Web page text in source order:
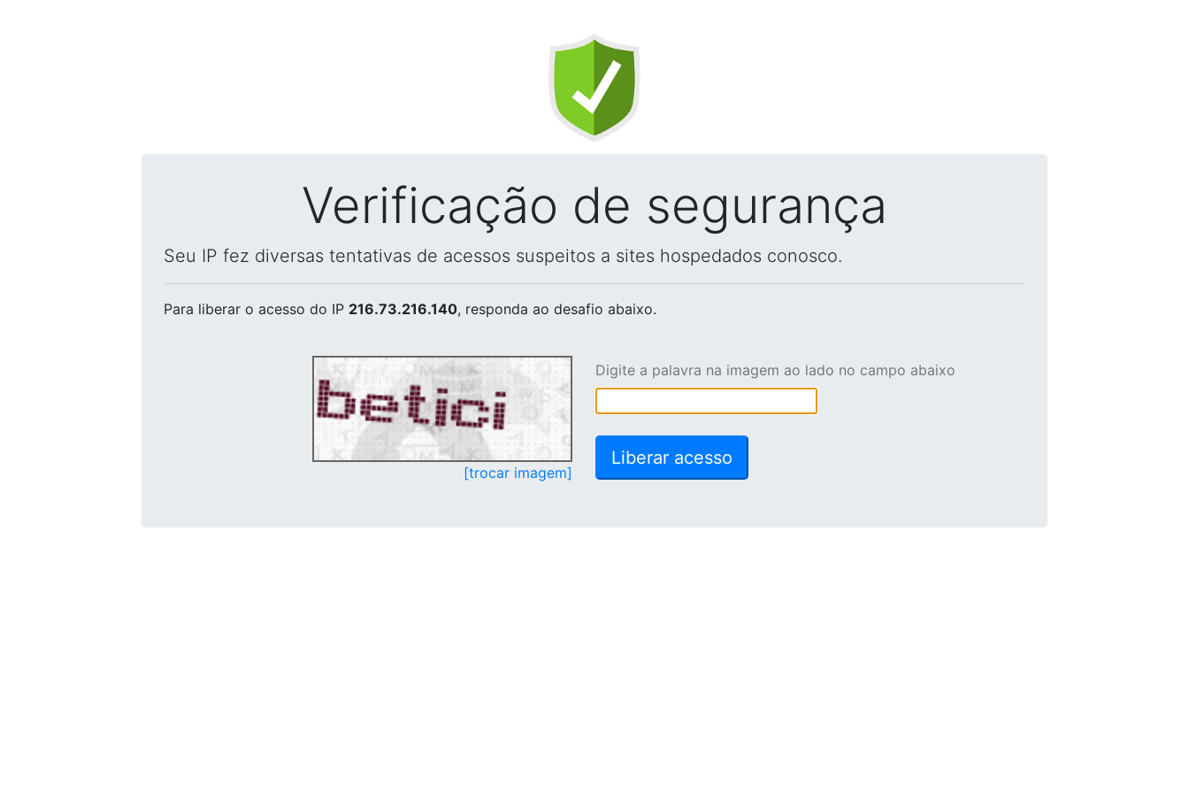
Verificação de segurança
Seu IP fez diversas tentativas de acessos suspeitos a sites hospedados conosco.
Para liberar o acesso do IP 216.73.216.140, responda ao desafio abaixo.
[trocar imagem]
Digite a palavra na imagem ao lado no campo abaixo